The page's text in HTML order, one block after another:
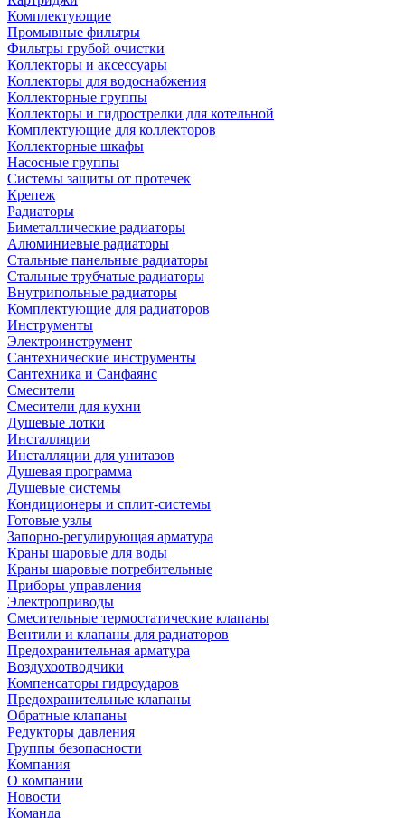
Комплектующие
Промывные фильтры
Фильтры грубой очистки
Коллекторы и аксессуары
Коллекторы для водоснабжения
Коллекторные группы
Коллекторы и гидрострелки для котельной
Комплектующие для коллекторов
Коллекторные шкафы
Насосные группы
Системы защиты от протечек
Крепеж
Радиаторы
Биметаллические радиаторы
Алюминиевые радиаторы
Стальные панельные радиаторы
Стальные трубчатые радиаторы
Внутрипольные радиаторы
Комплектующие для радиаторов
Инструменты
Электроинструмент
Сантехнические инструменты
Сантехника и Санфаянс
Смесители
Смесители для кухни
Душевые лотки
Инсталляции
Инсталляции для унитазов
Душевая программа
Душевые системы
Кондиционеры и сплит-системы
Готовые узлы
Запорно-регулирующая арматура
Краны шаровые для воды
Краны шаровые потребительные
Приборы управления
Электроприводы
Смесительные термостатические клапаны
Вентили и клапаны для радиаторов
Предохранительная арматура
Воздухоотводчики
Компенсаторы гидроударов
Предохранительные клапаны
Обратные клапаны
Редукторы давления
Группы безопасности
Компания
О компании
Новости
Команда